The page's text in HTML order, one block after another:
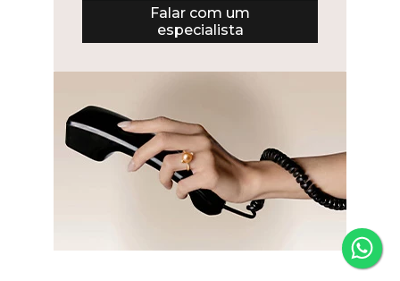
Falar com um
especialista